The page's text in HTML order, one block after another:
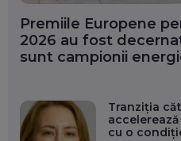
Premiile Europene
2026 au fost
sunt campionii
Tranziția
cu o